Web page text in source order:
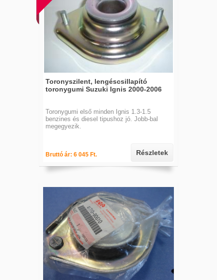
Toronyszilent, lengéscsillapító
toronygumi Suzuki Ignis 2000-2006
Toronygumi első minden Ignis 1.3-1.5
benzines és diesel tipushoz jó. Jobb-bal
megegyezik.
Bruttó ár: 6 045 Ft. Részletek